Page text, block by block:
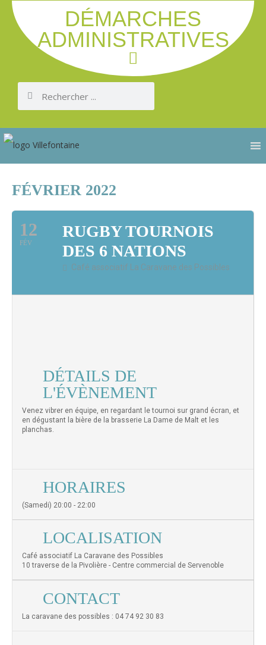
DÉMARCHES
ADMINISTRATIVES
FÉVRIER 2022
12
FÉV
RUGBY TOURNOIS
DES 6 NATIONS
Café associatif La Caravane des Possibles
DÉTAILS DE
L'ÉVÈNEMENT
Venez vibrer en équipe, en regardant le tournoi sur grand écran, et
en dégustant la bière de la brasserie La Dame de Malt et les
planchas.
HORAIRES
(Samedi) 20:00 - 22:00
LOCALISATION
Café associatif La Caravane des Possibles
10 traverse de la Pivolière - Centre commercial de Servenoble
CONTACT
La caravane des possibles : 04 74 92 30 83